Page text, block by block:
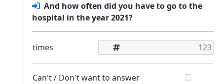
And how often did you have to go to the
hospital in the year 2021?
times
Can't / Don't want to answer